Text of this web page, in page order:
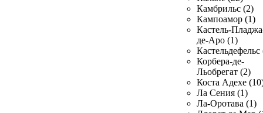
Камбрильс (2)
Кампоамор (1)
Кастель-
де-Аро (1)
Кастельдефельс
Корбера-де-
Льобрегат (2)
Коста Адехе
Ла Сения (1)
Ла-Оротава (1)